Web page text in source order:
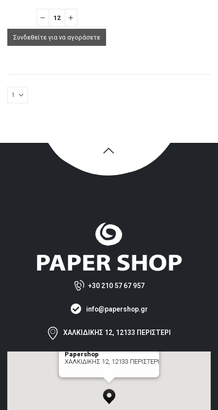
Συνδεθείτε για να αγοράσετε
+30 210 57 67 957
info@papershop.gr
ΧΑΛΚΙΔΙΚΗΣ 12, 12133 ΠΕΡΙΣΤΕΡΙ
Papershop
ΧΑΛΚΙΔΙΚΗΣ 12, 12133 ΠΕΡΙΣΤΕΡΙ